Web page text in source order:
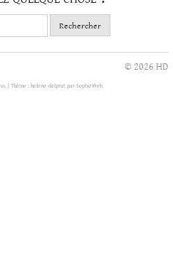
© 2026 HD
Thème : helene-delprat par SophieWeb.